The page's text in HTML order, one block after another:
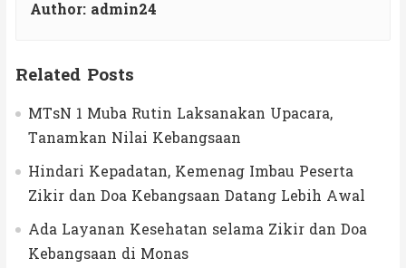
Author: admin24
Related Posts
MTsN 1 Muba Rutin Laksanakan Upacara,
Tanamkan Nilai Kebangsaan
Hindari Kepadatan, Kemenag Imbau Peserta
Zikir dan Doa Kebangsaan Datang Lebih Awal
Ada Layanan Kesehatan selama Zikir dan Doa
Kebangsaan di Monas